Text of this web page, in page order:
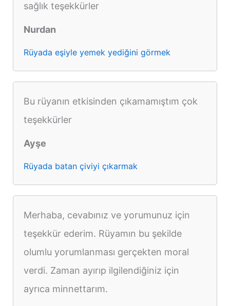
sağlık teşekkürler
Nurdan
Rüyada eşiyle yemek yediğini görmek
Bu rüyanın etkisinden çıkamamıştım çok
teşekkürler
Ayşe
Rüyada batan çiviyi çıkarmak
Merhaba, cevabınız ve yorumunuz için
teşekkür ederim. Rüyamın bu şekilde
olumlu yorumlanması gerçekten moral
verdi. Zaman ayırıp ilgilendiğiniz için
ayrıca minnettarım.